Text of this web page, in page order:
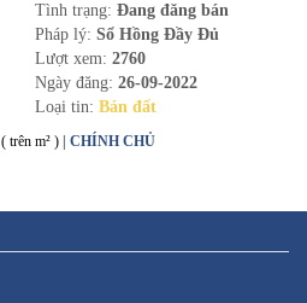
Tình trạng: Đang đăng bán
Pháp lý: Sổ Hồng Đầy Đủ
Lượt xem: 2760
Ngày đăng: 26-09-2022
Loại tin: Bán đất
( trên m² ) | CHÍNH CHỦ